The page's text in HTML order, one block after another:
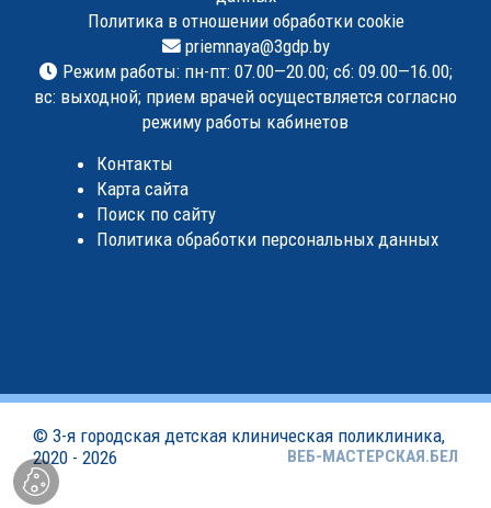
Политика в отношении обработки cookie
priemnaya@3gdp.by
Режим работы: пн-пт: 07.00—20.00; сб: 09.00—16.00;
вс: выходной; прием врачей осуществляется согласно
режиму работы кабинетов
Контакты
Карта сайта
Поиск по сайту
Политика обработки персональных данных
© 3-я городская детская клиническая поликлиника,
2020 - 2026
ВЕБ-МАСТЕРСКАЯ.БЕЛ